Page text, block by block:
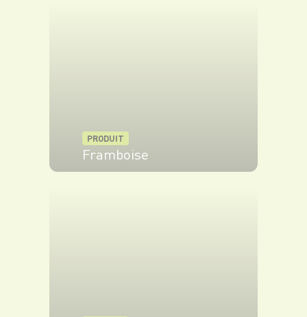
PRODUIT
Framboise